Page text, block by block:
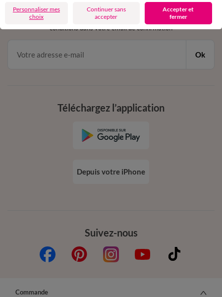
en vous inscrivant à la newsletter
dès 20€ d’achat
conditions dans votre email de confirmation
Ok
Suivez-nous
Téléchargez l’application
Depuis votre iPhone
Commande
Personnaliser mes
choix
Continuer sans
accepter
Accepter et
fermer